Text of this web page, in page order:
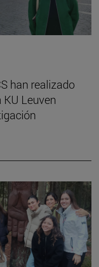
han realizado
Leuven